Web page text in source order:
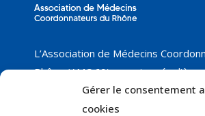
Gérer le consentement
cookies
L’Association de Médecins
Rhône (AMC 69) organise
groupes de travail sur différents
nous vous proposerons les